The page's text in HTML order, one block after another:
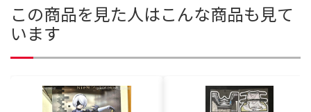
この商品を見た人はこんな商品も見て
います